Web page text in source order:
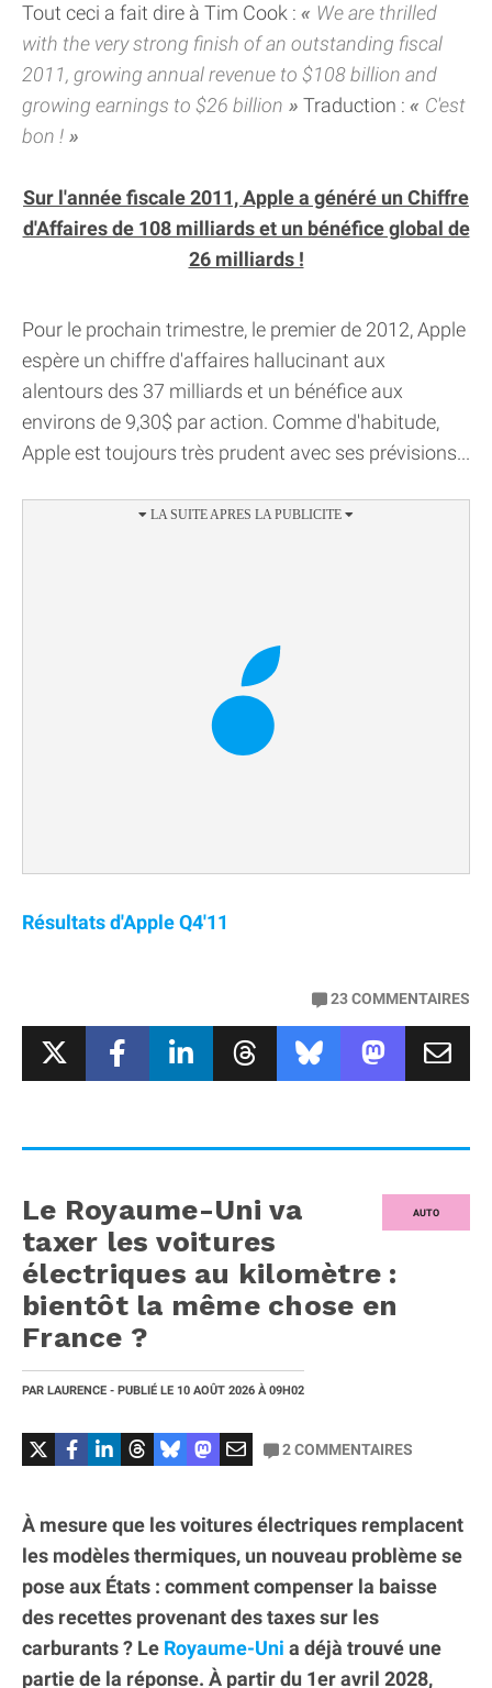
Tout ceci a fait dire à Tim Cook :
We are thrilled
with the very strong finish of an outstanding fiscal
2011, growing annual revenue to $108 billion and
growing earnings to $26 billion
Traduction :
C'est
bon !
Sur l'année fiscale 2011, Apple a généré un Chiffre
d'Affaires de 108 milliards et un bénéfice global de
26 milliards !
Pour le prochain trimestre, le premier de 2012, Apple
espère un chiffre d'affaires hallucinant aux
alentours des 37 milliards et un bénéfice aux
environs de 9,30$ par action. Comme d'habitude,
Apple est toujours très prudent avec ses prévisions...
Résultats d'Apple Q4'11
23COMMENTAIRES
AUTO
Le Royaume-Uni va
taxer les voitures
électriques au kilomètre :
bientôt la même chose en
France ?
PAR LAURENCE - PUBLIÉ LE 10 AOÛT 2026 À 09H02
2COMMENTAIRES
À mesure que les voitures électriques remplacent
les modèles thermiques, un nouveau problème se
pose aux États : comment compenser la baisse
des recettes provenant des taxes sur les
carburants ? Le Royaume-Uni a déjà trouvé une
partie de la réponse. À partir du 1er avril 2028,